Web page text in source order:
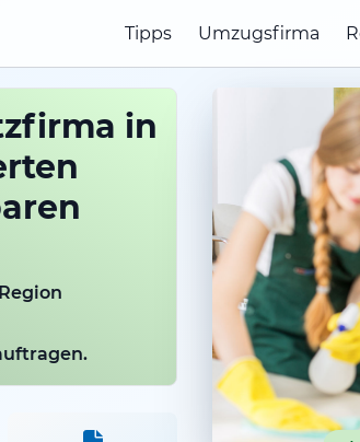
Tipps Umzugsfirma
in